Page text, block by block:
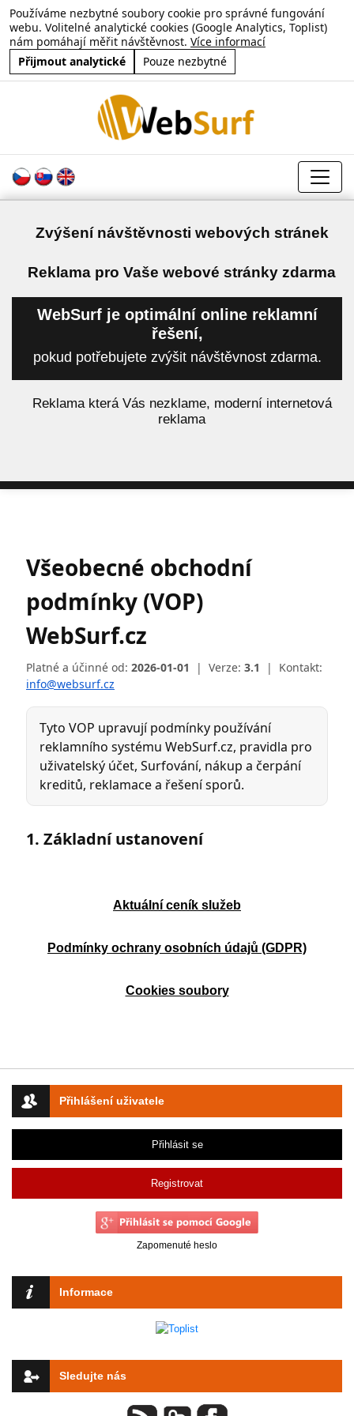
Používáme nezbytné soubory cookie pro správné fungování
webu. Volitelné analytické cookies (Google Analytics, Toplist)
nám pomáhají měřit návštěvnost. Více informací
Přijmout analytické
Pouze nezbytné
Zvýšení návštěvnosti webových stránek
Reklama pro Vaše webové stránky zdarma
WebSurf je optimální online reklamní
řešení,
pokud potřebujete zvýšit návštěvnost zdarma.
Reklama která Vás nezklame, moderní internetová
reklama
Přihlášení uživatele
Přihlásit se
Registrovat
Zapomenuté heslo
Informace
Sledujte nás
Aktuální ceník služeb
Podmínky ochrany osobních údajů (GDPR)
Cookies soubory